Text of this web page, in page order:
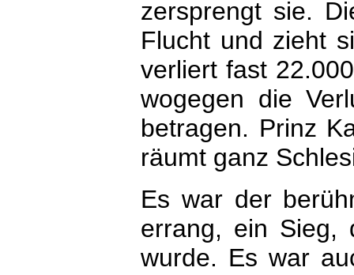
zersprengt sie.
Flucht und zieht
verliert fast
wogegen die
betragen. Prinz
räumt ganz
Es war der
errang, ein Sieg,
wurde. Es war